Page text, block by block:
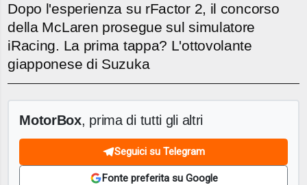
Dopo l'esperienza su rFactor 2, il concorso
della McLaren prosegue sul simulatore
iRacing. La prima tappa? L'ottovolante
giapponese di Suzuka
MotorBox, prima di tutti gli altri
Seguici su Telegram
Fonte preferita su Google